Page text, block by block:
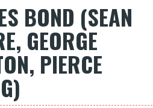
BOND (SEAN
GEORGE
PIERCE